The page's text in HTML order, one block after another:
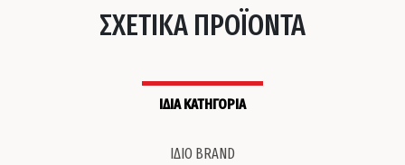
ΣΧΕΤΙΚΑ ΠΡΟΪΟΝΤΑ
ΙΔΙΑ ΚΑΤΗΓΟΡΙΑ
ΙΔΙΟ BRAND